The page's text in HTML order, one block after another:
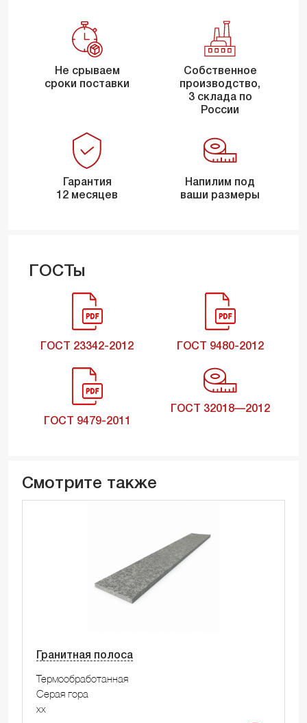
Не срываем
сроки поставки
Собственное
производство,
3 склада по
России
Гарантия
12 месяцев
Напилим под
ваши размеры
ГОСТы
ГОСТ 23342-2012 ГОСТ 9480-2012
ГОСТ 9479-2011
ГОСТ 32018—2012
Смотрите также
Гранитная полоса
Термообработанная
Серая гора
xx